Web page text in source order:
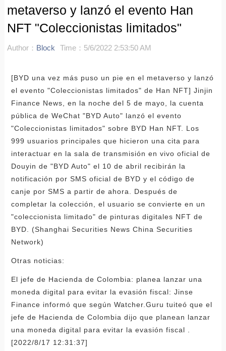
metaverso y lanzó el evento Han
NFT "Coleccionistas limitados"
Author： Block Time：5/6/2022 2:53:50 AM
[BYD una vez más puso un pie en el metaverso y lanzó
el evento "Coleccionistas limitados" de Han NFT] Jinjin
Finance News, en la noche del 5 de mayo, la cuenta
pública de WeChat "BYD Auto" lanzó el evento
"Coleccionistas limitados" sobre BYD Han NFT. Los
999 usuarios principales que hicieron una cita para
interactuar en la sala de transmisión en vivo oficial de
Douyin de "BYD Auto" el 10 de abril recibirán la
notificación por SMS oficial de BYD y el código de
canje por SMS a partir de ahora. Después de
completar la colección, el usuario se convierte en un
"coleccionista limitado" de pinturas digitales NFT de
BYD. (Shanghai Securities News China Securities
Network)
Otras noticias:
El jefe de Hacienda de Colombia: planea lanzar una
moneda digital para evitar la evasión fiscal: Jinse
Finance informó que según Watcher.Guru tuiteó que el
jefe de Hacienda de Colombia dijo que planean lanzar
una moneda digital para evitar la evasión fiscal .
[2022/8/17 12:31:37]